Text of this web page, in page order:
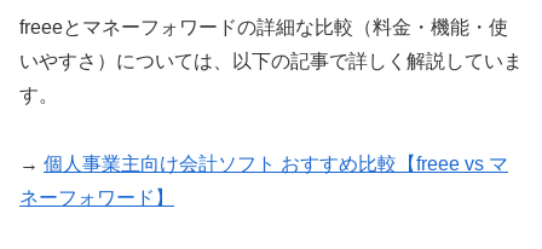
freeeとマネーフォワードの詳細な比較（料金・機能・使
いやすさ）については、以下の記事で詳しく解説していま
す。
→ 個人事業主向け会計ソフト おすすめ比較【freee vs マ
ネーフォワード】